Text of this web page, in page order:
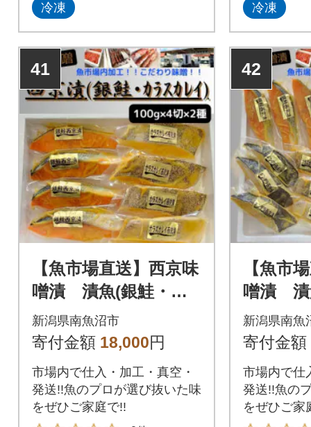
冷凍 冷凍
41
【魚市場直送】西京味
噌漬 漬魚(銀鮭・カ
ラスカレイ)
新潟県南魚沼市
寄付金額 18,000円
市場内で仕入・加工・真空・
発送!!魚のプロが選び抜いた味
をぜひご家庭で!!
42
【魚市
噌漬 漬
鮭・銀
カレイ)
新潟県南魚
寄付金額
市場内で仕
発送!!魚の
をぜひご家